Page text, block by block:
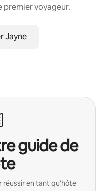
premier voyageur.
Jayne
guide de
réussir en tant qu'hôte